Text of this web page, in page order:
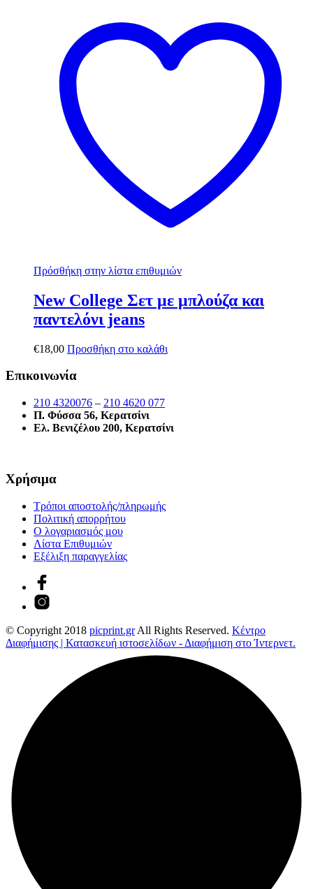
Πρόσθήκη στην λίστα επιθυμιών
New College Σετ με μπλούζα και
παντελόνι jeans
€18,00 Προσθήκη στο καλάθι
Επικοινωνία
210 4320076 – 210 4620 077
Π. Φύσσα 56, Κερατσίνι
Ελ. Βενιζέλου 200, Κερατσίνι
Χρήσιμα
Τρόποι αποστολής/πληρωμής
Πολιτική απορρήτου
Ο λογαριασμός μου
Λίστα Επιθυμιών
Εξέλιξη παραγγελίας
© Copyright 2018 picprint.grAll Rights Reserved. Κέντρο
Διαφήμισης | Κατασκευή ιστοσελίδων - Διαφήμιση στο Ίντερνετ.